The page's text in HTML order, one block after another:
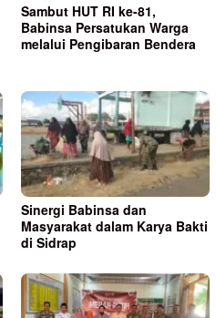
Sambut HUT RI ke-81,
Babinsa Persatukan Warga
melalui Pengibaran Bendera
Sinergi Babinsa dan
Masyarakat dalam Karya Bakti
di Sidrap